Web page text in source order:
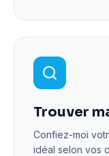
Trouver
Confiez-moi
idéal selon vos